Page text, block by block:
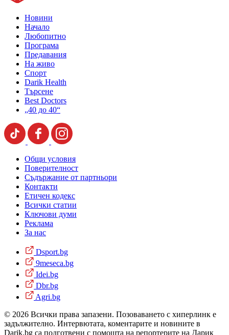
Новини
Начало
Любопитно
Програма
Предавания
На живо
Спорт
Darik Health
Търсене
Best Doctors
„40 до 40“
Общи условия
Поверителност
Съдържание от партньори
Контакти
Етичен кодекс
Всички статии
Ключови думи
Реклама
За нас
Dsport.bg
9meseca.bg
Idei.bg
Dbr.bg
Agri.bg
© 2026 Всички права запазени. Позоваването с хиперлинк е
задължително. Интервютата, коментарите и новините в
Darik.bg са подготвени с помощта на репортерите на Дарик